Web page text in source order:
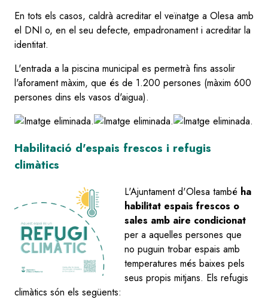
En tots els casos, caldrà acreditar el veïnatge a Olesa amb
el DNI o, en el seu defecte, empadronament i acreditar la
identitat.
L'entrada a la piscina municipal es permetrà fins assolir
l'aforament màxim, que és de 1.200 persones (màxim 600
persones dins els vasos d'aigua).
Habilitació d'espais frescos i refugis
climàtics
L'Ajuntament d'Olesa també ha
habilitat espais frescos o
sales amb aire condicionat
per a aquelles persones que
no puguin trobar espais amb
temperatures més baixes pels
seus propis mitjans. Els refugis
climàtics són els següents: